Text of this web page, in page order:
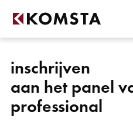
inschrijven
aan het panel
professional